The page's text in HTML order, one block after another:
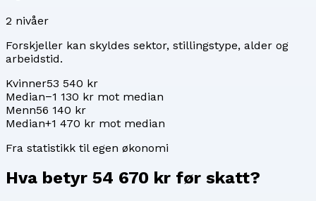
2 nivåer
Forskjeller kan skyldes sektor, stillingstype, alder og
arbeidstid.
Kvinner53 540 kr
Median−1 130 kr mot median
Menn56 140 kr
Median+1 470 kr mot median
Fra statistikk til egen økonomi
Hva betyr 54 670 kr før skatt?